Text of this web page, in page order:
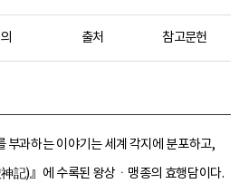
출처 참고문헌
부과하는 이야기는 세계 각지에 분포하고,
記)』에 수록된 왕상ㆍ맹종의 효행담이다.